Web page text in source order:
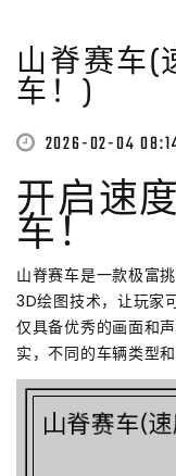
山脊赛车(
车！)
2026-02-04
开启速
车！
山脊赛车是一款极富
3D绘图技术，让玩家
仅具备优秀的画面和
实，不同的车辆类型